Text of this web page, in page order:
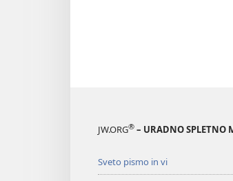
JW.ORG® – URADNO SPLETNO
Sveto pismo in vi